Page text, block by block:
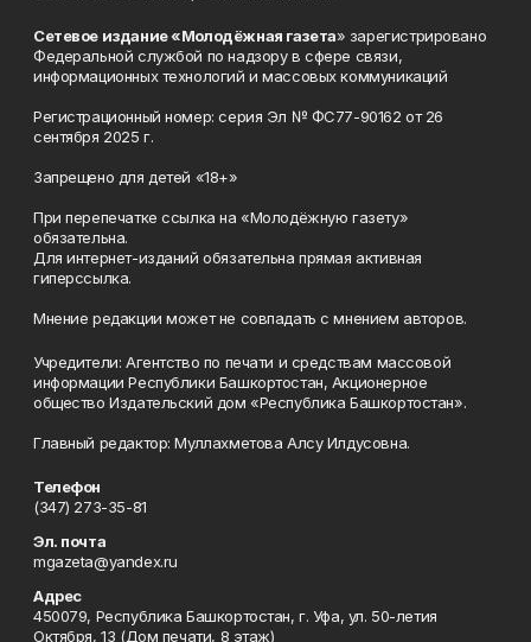
Сетевое издание «Молодёжная газета» зарегистрировано
Федеральной службой по надзору в сфере связи,
информационных технологий и массовых коммуникаций
Регистрационный номер: серия Эл № ФС77-90162 от 26
сентября 2025 г.
Запрещено для детей «18+»
При перепечатке ссылка на «Молодёжную газету»
обязательна.
Для интернет-изданий обязательна прямая активная
гиперссылка.
Мнение редакции может не совпадать с мнением авторов.
Учредители: Агентство по печати и средствам массовой
информации Республики Башкортостан, Акционерное
общество Издательский дом «Республика Башкортостан».
Главный редактор: Муллахметова Алсу Илдусовна.
Телефон
(347) 273-35-81
Эл. почта
mgazeta@yandex.ru
Адрес
450079, Республика Башкортостан, г. Уфа, ул. 50-летия
Октября, 13 (Дом печати, 8 этаж)